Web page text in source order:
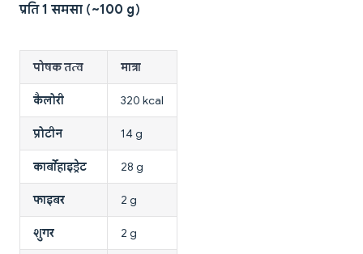
प्रति 1 समसा (~100 g)
पोषक तत्व मात्रा
कैलोरी 320 kcal
प्रोटीन 14 g
कार्बोहाइड्रेट 28 g
फाइबर 2 g
शुगर 2 g